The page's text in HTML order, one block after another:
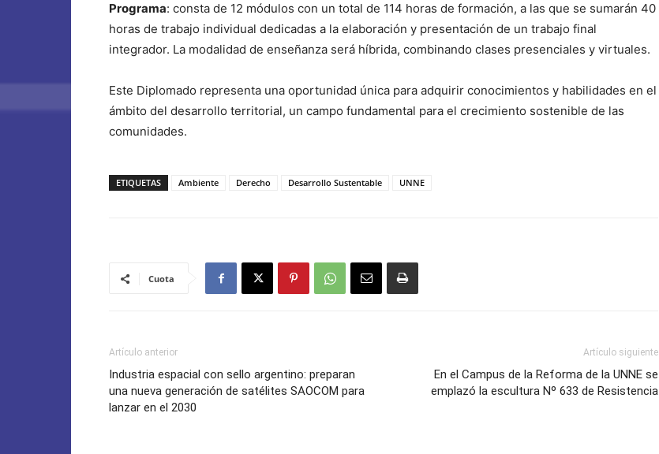
Programa: consta de 12 módulos con un total de 114 horas de formación, a las que se sumarán 40
horas de trabajo individual dedicadas a la elaboración y presentación de un trabajo final
integrador. La modalidad de enseñanza será híbrida, combinando clases presenciales y virtuales.
Este Diplomado representa una oportunidad única para adquirir conocimientos y habilidades en el
ámbito del desarrollo territorial, un campo fundamental para el crecimiento sostenible de las
comunidades.
ETIQUETAS Ambiente Derecho Desarrollo Sustentable UNNE
Cuota
Artículo anterior
Industria espacial con sello argentino: preparan
una nueva generación de satélites SAOCOM para
lanzar en el 2030
Artículo siguiente
En el Campus de la Reforma de la UNNE se
emplazó la escultura Nº 633 de Resistencia